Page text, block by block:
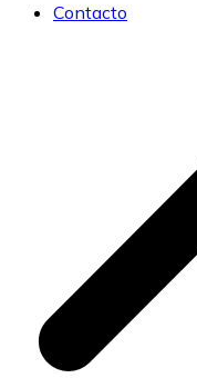
Contacto